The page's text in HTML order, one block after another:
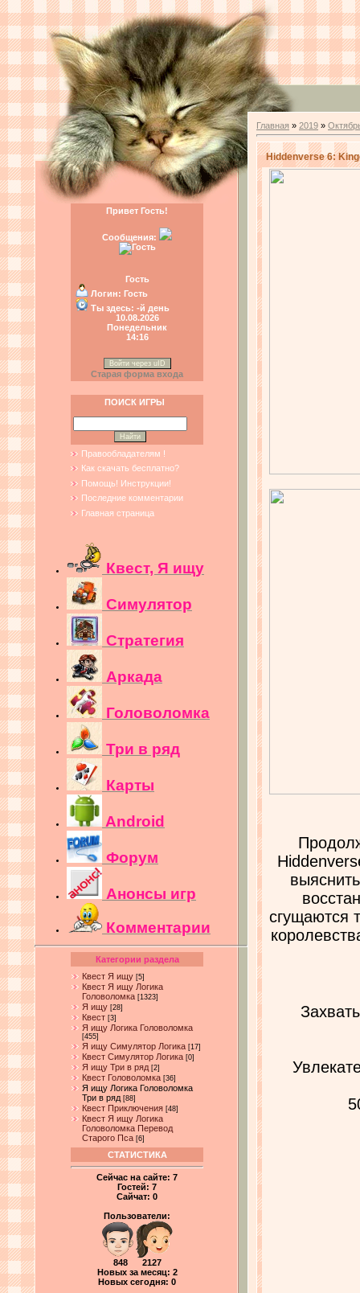
Привет Гость!
Сообщения:
Гость
Логин: Гость
Ты здесь: -й день
10.08.2026
Понедельник
14:16
Войти через uID
Старая форма входа
ПОИСК ИГРЫ
Правообладателям !
Как скачать бесплатно?
Помощь! Инструкции!
Последние комментарии
Главная страница
Квест, Я ищу
Симулятор
Стратегия
Аркада
Головоломка
Три в ряд
Карты
Android
Форум
Анонсы игр
Комментарии
Категории раздела
Квест Я ищу [5]
Квест Я ищу Логика
Головоломка [1323]
Я ищу [28]
Квест [3]
Я ищу Логика Головоломка
[455]
Я ищу Симулятор Логика [17]
Квест Симулятор Логика [0]
Я ищу Три в ряд [2]
Квест Головоломка [36]
Я ищу Логика Головоломка
Три в ряд [88]
Квест Приключения [48]
Квест Я ищу Логика
Головоломка Перевод
Старого Пса [6]
СТАТИСТИКА
Сейчас на сайте: 7
Гостей: 7
Сайчат: 0
Пользователи:
848 2127
Новых за месяц: 2
Новых сегодня: 0
Главная » 2019 »
Hiddenverse 6:
сгущаются